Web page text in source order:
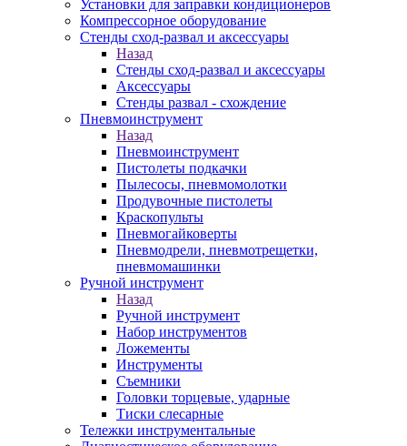
Установки для заправки кондиционеров
Компрессорное оборудование
Стенды сход-развал и аксессуары
Назад
Стенды сход-развал и аксессуары
Аксессуары
Стенды развал - схождение
Пневмоинструмент
Назад
Пневмоинструмент
Пистолеты подкачки
Пылесосы, пневмомолотки
Продувочные пистолеты
Краскопульты
Пневмогайковерты
Пневмодрели, пневмотрещетки,
пневмомашинки
Ручной инструмент
Назад
Ручной инструмент
Набор инструментов
Ложементы
Инструменты
Съемники
Головки торцевые, ударные
Тиски слесарные
Тележки инструментальные